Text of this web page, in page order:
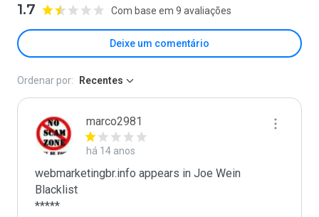
1.7 Com base em 9 avaliações
Deixe um comentário
Ordenar por: Recentes
marco2981
há 14 anos
webmarketingbr.info appears in Joe Wein
Blacklist
*****